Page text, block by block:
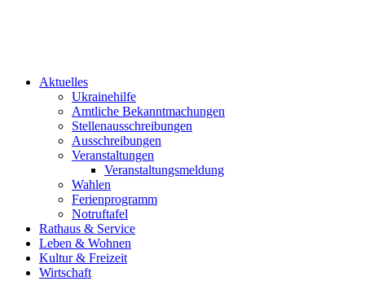
Aktuelles
Ukrainehilfe
Amtliche Bekanntmachungen
Stellenausschreibungen
Ausschreibungen
Veranstaltungen
Veranstaltungsmeldung
Wahlen
Ferienprogramm
Notruftafel
Rathaus & Service
Leben & Wohnen
Kultur & Freizeit
Wirtschaft